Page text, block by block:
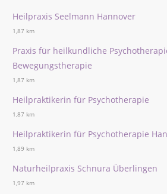
Heilpraxis Seelmann Hannover
1,87 km
Praxis für heilkundliche
Bewegungstherapie
1,87 km
Heilpraktikerin für Psychotherapie
1,87 km
Heilpraktikerin für Psychotherapie
1,89 km
Naturheilpraxis Schnura Überlingen
1,97 km